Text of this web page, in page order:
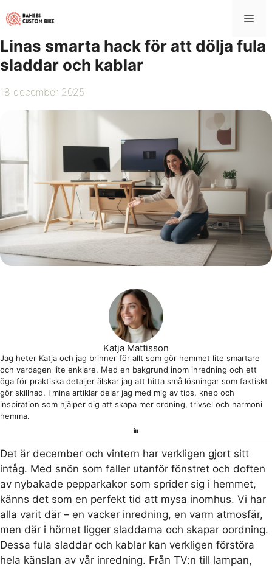
till
innehåll
Linas smarta hack för att dölja fula
sladdar och kablar
18 december 2025
Katja Mattisson
Jag heter Katja och jag brinner för allt som gör hemmet lite smartare
och vardagen lite enklare. Med en bakgrund inom inredning och ett
öga för praktiska detaljer älskar jag att hitta små lösningar som faktiskt
gör skillnad. I mina artiklar delar jag med mig av tips, knep och
inspiration som hjälper dig att skapa mer ordning, trivsel och harmoni
hemma.
Det är december och vintern har verkligen gjort sitt
intåg. Med snön som faller utanför fönstret och doften
av nybakade pepparkakor som sprider sig i hemmet,
känns det som en perfekt tid att mysa inomhus. Vi har
alla varit där – en vacker inredning, en varm atmosfär,
men där i hörnet ligger sladdarna och skapar oordning.
Dessa fula sladdar och kablar kan verkligen förstöra
hela känslan av vår inredning. Från TV:n till lampan,